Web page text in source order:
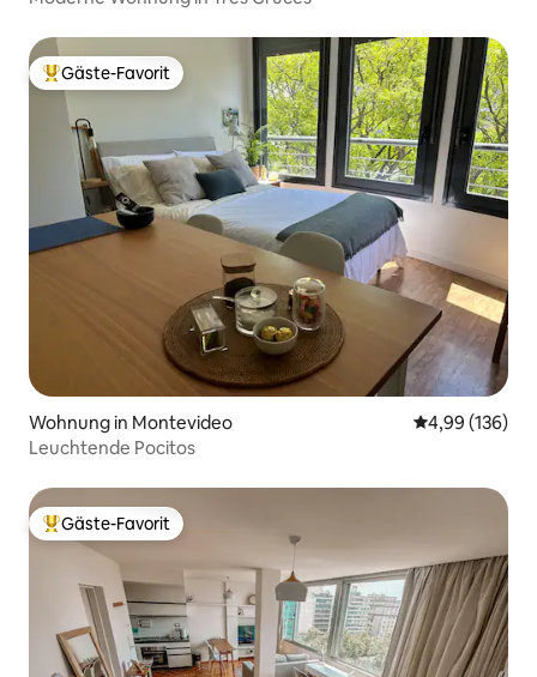
Beliebter Gäste-Favorit.
Gäste-Favorit
Wohnung in Montevideo
4,99 (136)
Leuchtende Pocitos
Beliebter Gäste-Favorit.
Gäste-Favorit